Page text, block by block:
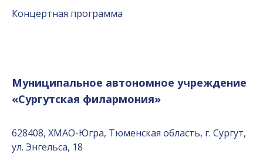
Концертная программа
Муниципальное автономное учреждение
«Сургутская филармония»
628408, ХМАО-Югра, Тюменская область, г. Сургут,
ул. Энгельса, 18